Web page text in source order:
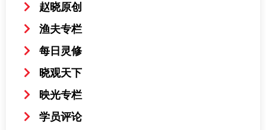
赵晓原创
渔夫专栏
每日灵修
晓观天下
映光专栏
学员评论